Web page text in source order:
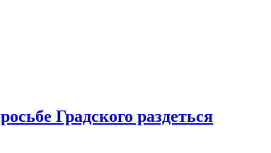
Градского раздеться